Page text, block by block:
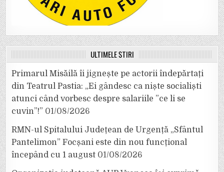
ULTIMELE ȘTIRI
Primarul Misăilă îi jignește pe actorii îndepărtați
din Teatrul Pastia: „Ei gândesc ca niște socialiști
atunci când vorbesc despre salariile ”ce li se
cuvin”!” 01/08/2026
RMN-ul Spitalului Județean de Urgență „Sfântul
Pantelimon” Focșani este din nou funcțional
începând cu 1 august 01/08/2026